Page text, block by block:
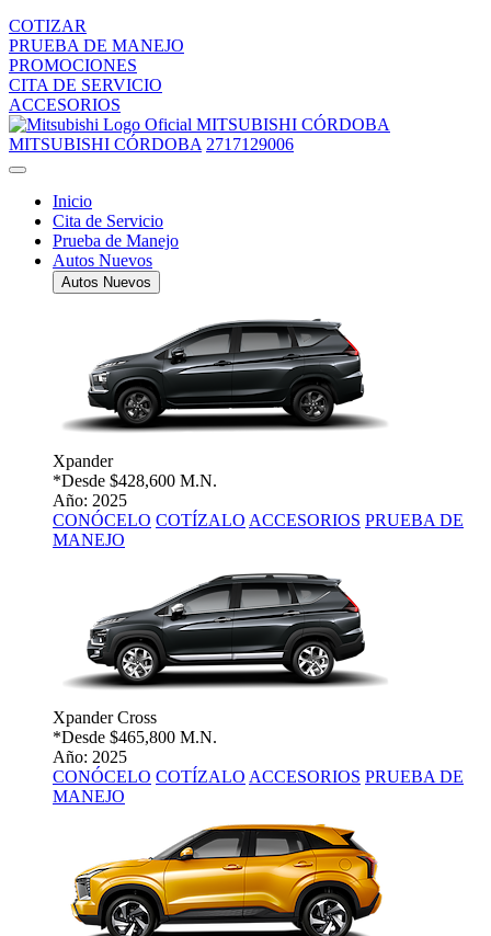
COTIZAR
PRUEBA DE MANEJO
PROMOCIONES
CITA DE SERVICIO
ACCESORIOS
MITSUBISHI CÓRDOBA
MITSUBISHI CÓRDOBA 2717129006
Inicio
Cita de Servicio
Prueba de Manejo
Autos Nuevos
Autos Nuevos
Xpander
*Desde $428,600 M.N.
Año: 2025
CONÓCELO COTÍZALO ACCESORIOS PRUEBA DE
MANEJO
Xpander Cross
*Desde $465,800 M.N.
Año: 2025
CONÓCELO COTÍZALO ACCESORIOS PRUEBA DE
MANEJO